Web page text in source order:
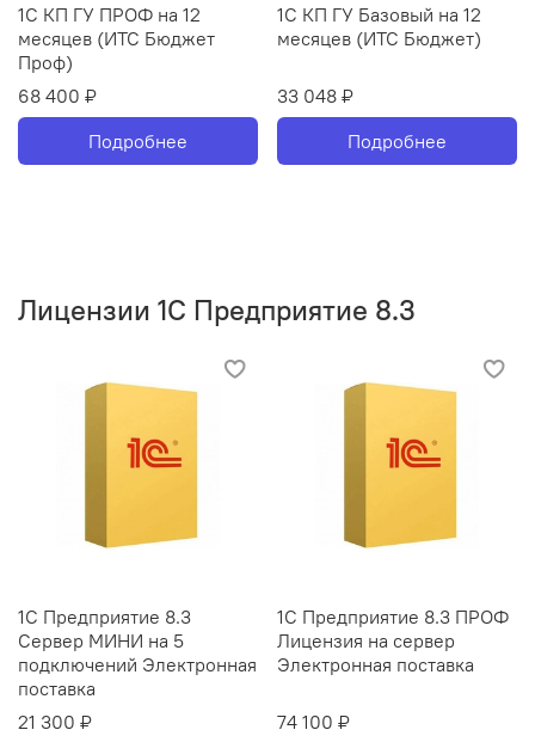
1С КП ГУ ПРОФ на 12
месяцев (ИТС Бюджет
Проф)
68 400 ₽
Подробнее
1С КП ГУ Базовый на 12
месяцев (ИТС Бюджет)
33 048 ₽
Подробнее
Лицензии 1С Предприятие 8.3
1С Предприятие 8.3
Сервер МИНИ на 5
подключений Электронная
поставка
21 300 ₽
1С Предприятие 8.3 ПРОФ
Лицензия на сервер
Электронная поставка
74 100 ₽